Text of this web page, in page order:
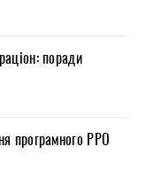
поради
програмного РРО